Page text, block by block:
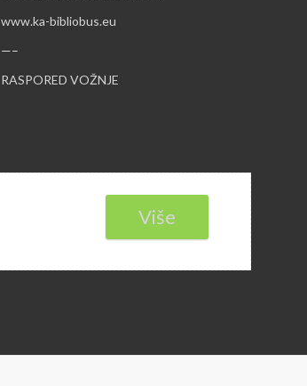
www.ka-bibliobus.eu
—–
RASPORED VOŽNJE
Više